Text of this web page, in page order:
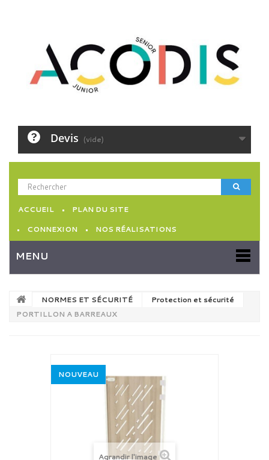
Devis (vide)
ACCUEIL
PLAN DU SITE
CONNEXION
NOS RÉALISATIONS
MENU
NORMES ET SÉCURITÉ
Protection et sécurité
PORTILLON A BARREAUX
NOUVEAU
Agrandir l'image